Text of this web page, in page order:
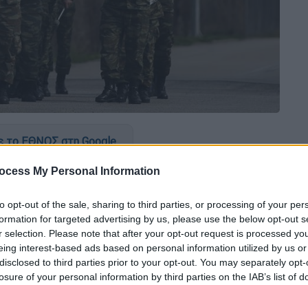
My Personal Information
opt-out of the sale, sharing to third parties, or processing of your
for targeted advertising by us, please use the below opt-out
selection. Please note that after your opt-out request is processed
interest-based ads based on personal information utilized by us
to third parties prior to your opt-out. You may separately
of your personal information by third parties on the IAB’s list of
το ΕΘΝΟΣ στη Google
και παθογένειες ημεδαπής
τις
τουρκικές απειλές
με
δέον γενέσθαι μεταξύ «άκρων».
Υποχωρητικότητα ή επιθετικότητα;
Πάνω σε αυτά τα διλήμματα
στάση απέναντι στην Τουρκία.